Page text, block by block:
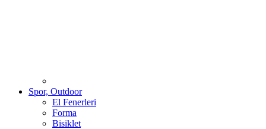
Spor, Outdoor
El Fenerleri
Forma
Bisiklet